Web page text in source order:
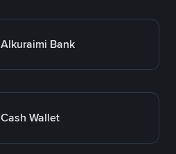
Alkuraimi Bank
Cash Wallet